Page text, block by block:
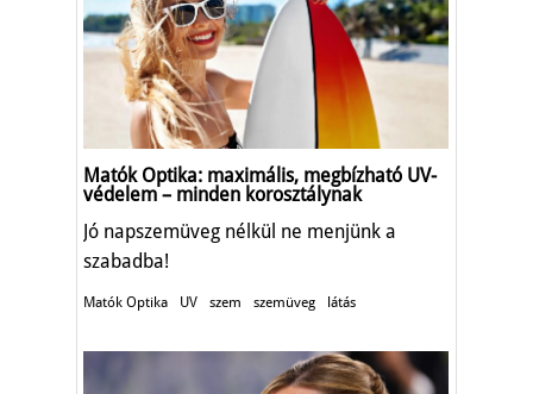
Matók Optika: maximális, megbízható UV-
védelem – minden korosztálynak
Jó napszemüveg nélkül ne menjünk a
szabadba!
Matók Optika UV szem szemüveg látás